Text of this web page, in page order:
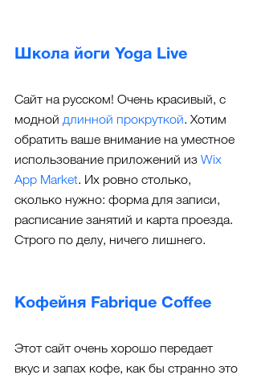
Школа йоги Yoga Live
Сайт на русском! Очень красивый, с
модной длинной прокруткой. Хотим
обратить ваше внимание на уместное
использование приложений из Wix
App Market. Их ровно столько,
сколько нужно: форма для записи,
расписание занятий и карта проезда.
Строго по делу, ничего лишнего.
Кофейня Fabrique Coffee
Этот сайт очень хорошо передает
вкус и запах кофе, как бы странно это